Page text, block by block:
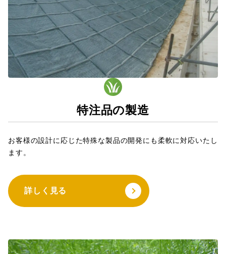
特注品の製造
お客様の設計に応じた特殊な製品の開発にも柔軟に対応いたし
ます。
詳しく見る